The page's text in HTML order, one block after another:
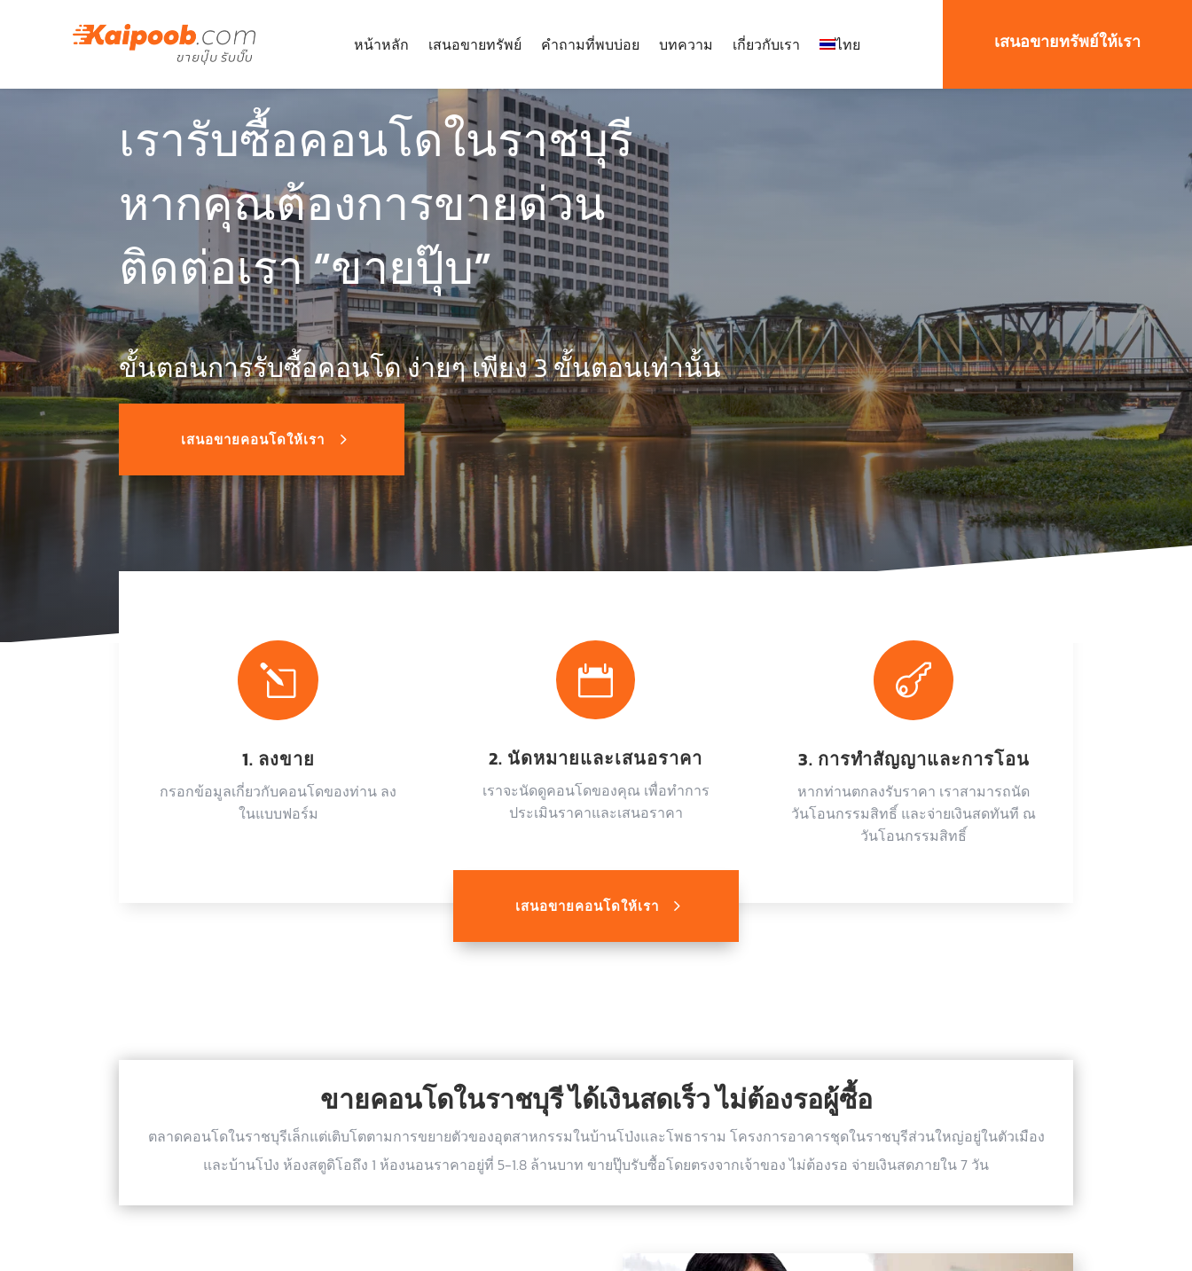
หน้าหลัก เสนอขายทรัพย์ คำถามที่พบบ่อย บทความ เกี่ยวกับเรา ไทย เสนอขายทรัพย์ให้เรา
เรารับซื้อคอนโดในราชบุรี
หากคุณต้องการขายด่วน
ติดต่อเรา “ขายปุ๊บ”
ขั้นตอนการรับซื้อคอนโด ง่ายๆ เพียง 3 ขั้นตอนเท่านั้น
เสนอขายคอนโดให้เรา
l
1. ลงขาย
กรอกข้อมูลเกี่ยวกับคอนโดของท่าน ลง
ในแบบฟอร์ม

2. นัดหมายและเสนอราคา
เราจะนัดดูคอนโดของคุณ เพื่อทำการ
ประเมินราคาและเสนอราคา

3. การทำสัญญาและการโอน
หากท่านตกลงรับราคา เราสามารถนัด
วันโอนกรรมสิทธิ์ และจ่ายเงินสดทันที ณ
วันโอนกรรมสิทธิ์
เสนอขายคอนโดให้เรา
ขายคอนโดในราชบุรี ได้เงินสดเร็ว ไม่ต้องรอผู้ซื้อ
ตลาดคอนโดในราชบุรีเล็กแต่เติบโตตามการขยายตัวของอุตสาหกรรมในบ้านโป่งและโพธาราม โครงการอาคารชุดในราชบุรีส่วนใหญ่อยู่ในตัวเมือง
และบ้านโป่ง ห้องสตูดิโอถึง 1 ห้องนอนราคาอยู่ที่ 5-1.8 ล้านบาท ขายปุ๊บรับซื้อโดยตรงจากเจ้าของ ไม่ต้องรอ จ่ายเงินสดภายใน 7 วัน